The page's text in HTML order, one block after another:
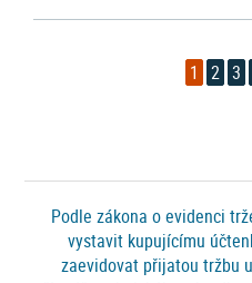
1 2 3
Podle zákona o evidenci
vystavit kupujícímu
zaevidovat přijatou tržbu